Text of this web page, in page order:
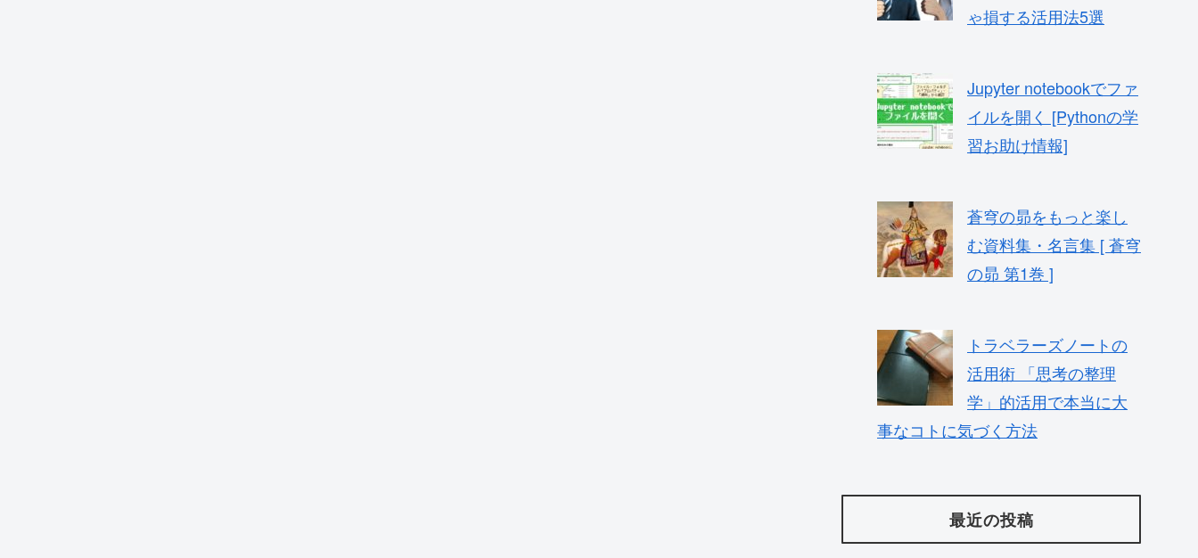
ゃ損する活用法5選
Jupyter notebookでファ
イルを開く [Pythonの学
習お助け情報]
蒼穹の昴をもっと楽し
む資料集・名言集 [ 蒼穹
の昴 第1巻 ]
トラベラーズノートの
活用術 「思考の整理
学」的活用で本当に大
事なコトに気づく方法
最近の投稿